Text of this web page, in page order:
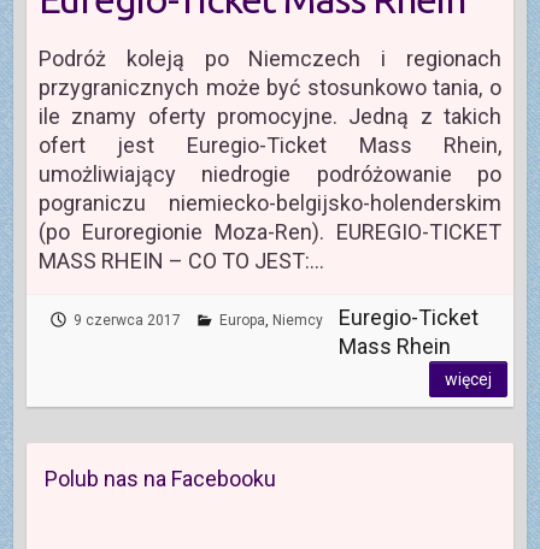
Podróż koleją po Niemczech i regionach
przygranicznych może być stosunkowo tania, o
ile znamy oferty promocyjne. Jedną z takich
ofert jest Euregio-Ticket Mass Rhein,
umożliwiający niedrogie podróżowanie po
pograniczu niemiecko-belgijsko-holenderskim
(po Euroregionie Moza-Ren). EUREGIO-TICKET
MASS RHEIN – CO TO JEST:…
9 czerwca 2017 Europa Niemcy
Euregio-Ticket
Mass Rhein
więcej
Polub nas na Facebooku